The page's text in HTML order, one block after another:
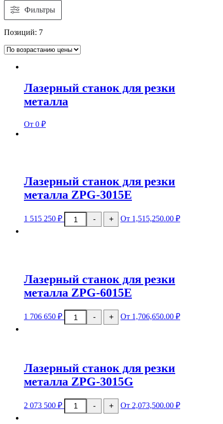
Фильтры
Позиций: 7
Лазерный станок для резки
металла
От 0 ₽
Лазерный станок для резки
металла ZPG-3015E
1 515 250 ₽ -
Количество
товара
3015E
+ От 1,515,250.00 ₽
Лазерный станок для резки
металла ZPG-6015E
1 706 650 ₽ -
Количество
товара
ZPG-
6015E
+ От 1,706,650.00 ₽
Лазерный станок для резки
металла ZPG-3015G
2 073 500 ₽ -
Количество
товара
+ От 2,073,500.00 ₽